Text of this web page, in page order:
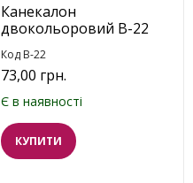
Канекалон
двокольоровий В-22
Код В-22
73,00 грн.
Є в наявності
КУПИТИ